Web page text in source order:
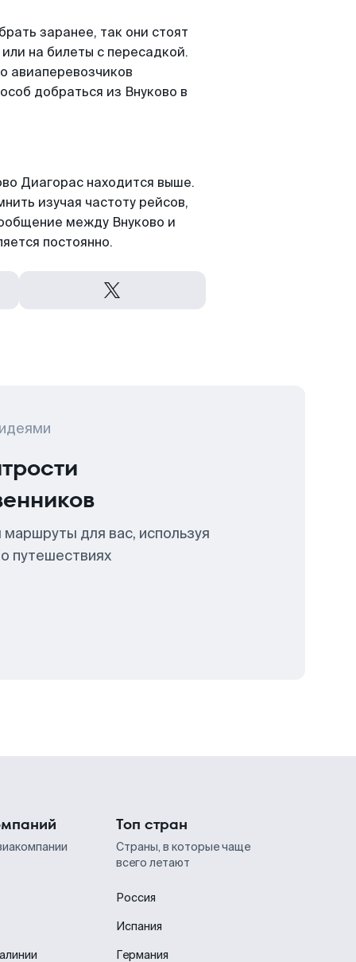
заранее, так они стоят
на билеты с пересадкой.
авиаперевозчиков
добраться из Внуково в
Диагорас находится выше.
изучая частоту рейсов,
между Внуково и
постоянно.
для вас, используя
путешествиях
Топ стран
Страны, в которые чаще
всего летают
Россия
Испания
Германия